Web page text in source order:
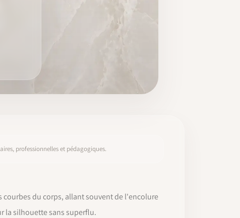
professionnelles et pédagogiques.
du corps, allant souvent de l'encolure
la silhouette sans superflu.